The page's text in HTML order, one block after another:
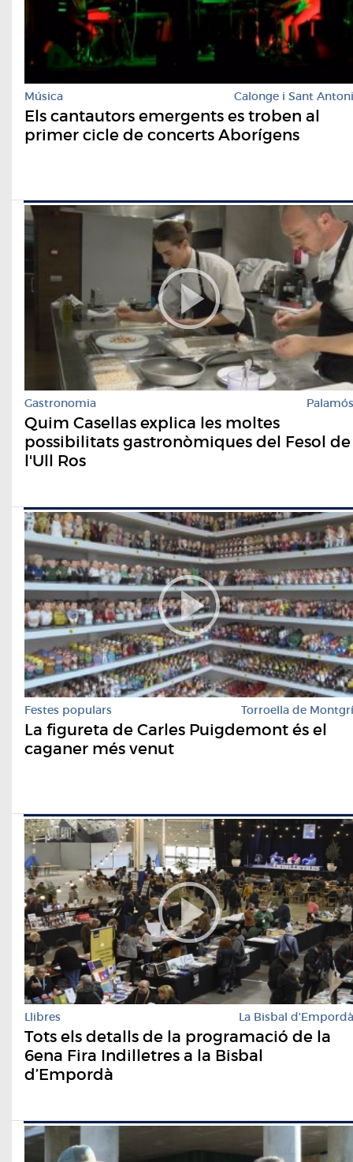
Música Calonge i Sant Antoni
Els cantautors emergents es troben al
primer cicle de concerts Aborígens
Gastronomia Palamós
Quim Casellas explica les moltes
possibilitats gastronòmiques del Fesol de
l'Ull Ros
Festes populars Torroella de Montgrí
La figureta de Carles Puigdemont és el
caganer més venut
Llibres La Bisbal d'Empordà
Tots els detalls de la programació de la
6ena Fira Indilletres a la Bisbal
d’Empordà